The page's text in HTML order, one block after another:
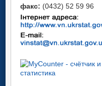
факс: (0432) 52 59 96